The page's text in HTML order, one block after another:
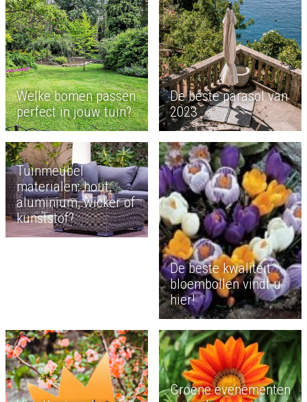
Welke bomen passen
perfect in jouw tuin?
De beste parasol van
2023
Tuinmeubel
materialen: hout,
aluminium, wicker of
kunststof?
De beste kwaliteit
bloembollen vindt u
hier!
Groene evenementen